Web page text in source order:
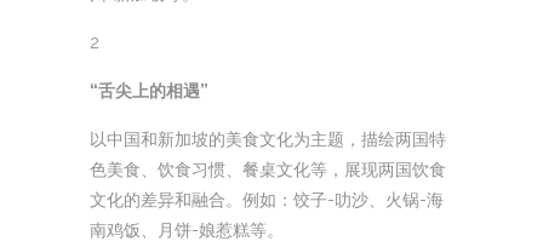
2
“舌尖上的相遇”
以中国和新加坡的美食文化为主题，描绘两国特
色美食、饮食习惯、餐桌文化等，展现两国饮食
文化的差异和融合。例如：饺子-叻沙、火锅-海
南鸡饭、月饼-娘惹糕等。